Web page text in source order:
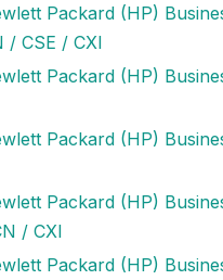
Packard (HP)
/ CSE / CXI
Packard (HP)
Packard (HP)
Packard (HP)
/ CXI
Packard (HP)